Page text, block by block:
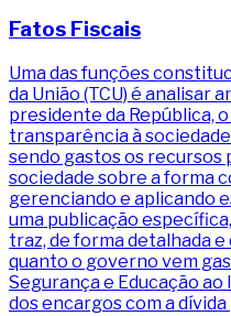
Fatos Fiscais
Uma das funções
da União (TCU) é analisar
presidente da República,
transparência à
sendo gastos os recursos
sociedade sobre a forma
gerenciando e aplicando
uma publicação
traz, de forma detalhada
quanto o governo vem
Segurança e Educação
dos encargos com a dívida